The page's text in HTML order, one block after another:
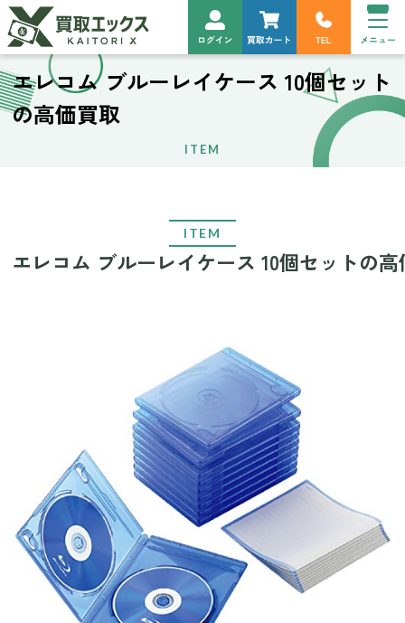
エレコム ブルーレイケース 10個セット
の高価買取
ITEM
ITEM
エレコム ブルーレイケース 10個セットの